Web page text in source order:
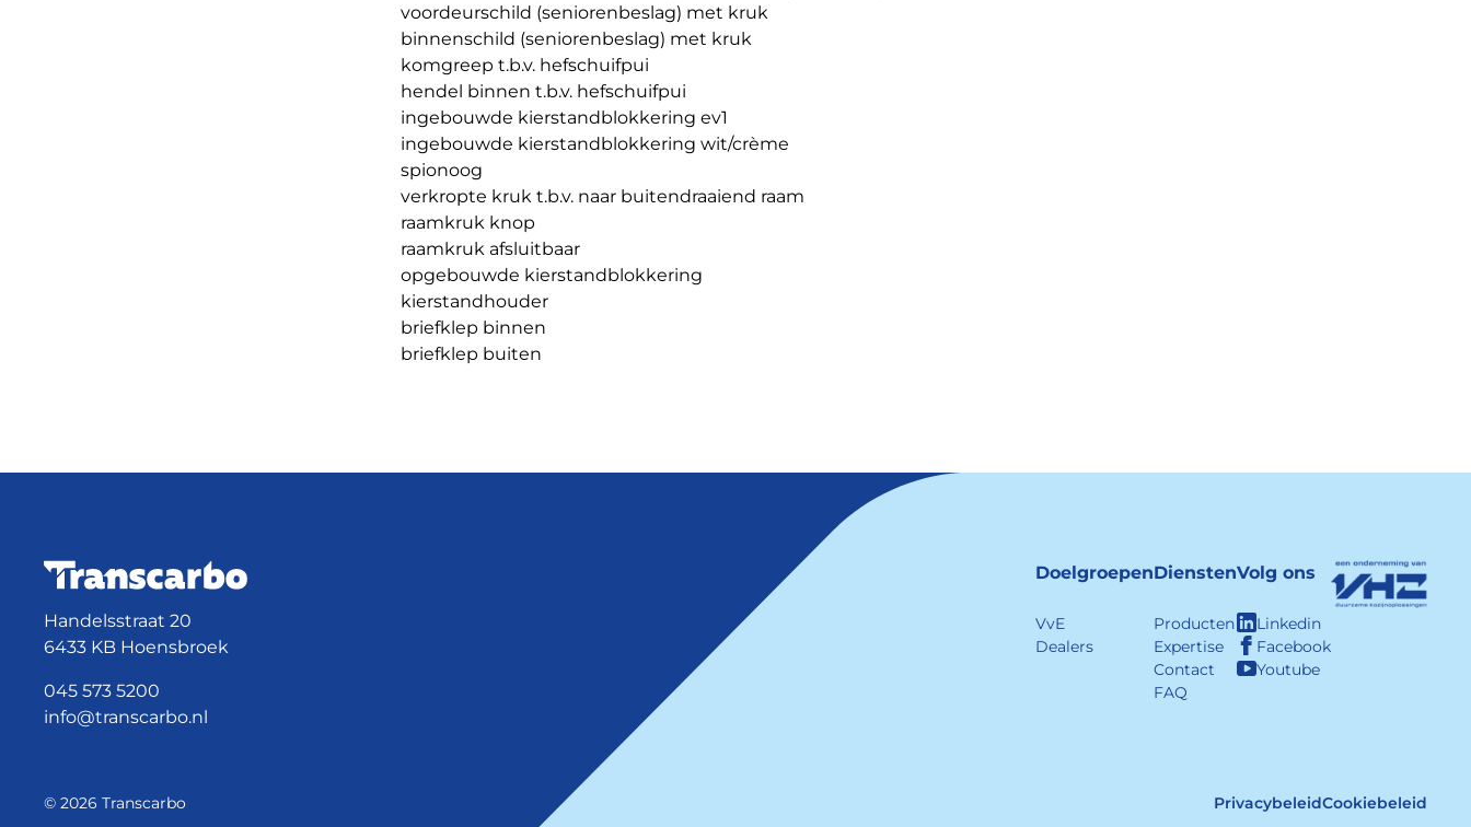
voordeurschild (seniorenbeslag) met kruk
binnenschild (seniorenbeslag) met kruk
komgreep t.b.v. hefschuifpui
hendel binnen t.b.v. hefschuifpui
ingebouwde kierstandblokkering ev1
ingebouwde kierstandblokkering wit/crème
spionoog
verkropte kruk t.b.v. naar buitendraaiend raam
raamkruk knop
raamkruk afsluitbaar
opgebouwde kierstandblokkering
kierstandhouder
briefklep binnen
briefklep buiten
Handelsstraat 20
6433 KB Hoensbroek
045 573 5200
info@transcarbo.nl
Doelgroepen
VvE
Dealers
Diensten
Producten
Expertise
Contact
FAQ
Volg ons
Linkedin
Facebook
Youtube
© 2026 Transcarbo PrivacybeleidCookiebeleid